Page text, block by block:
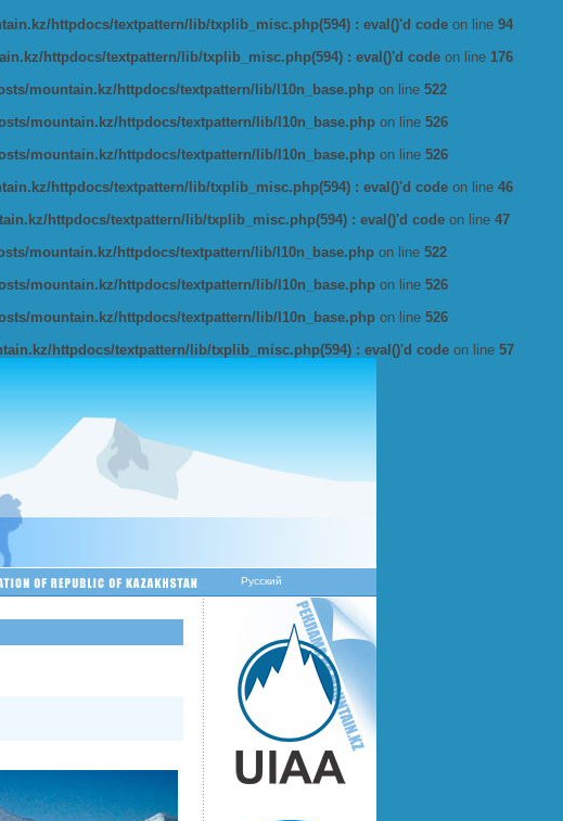
httpdocs/textpattern/lib/txplib_misc.php(594) : eval()'d code on line 94
httpdocs/textpattern/lib/txplib_misc.php(594) : eval()'d code on line 176
mountain.kz/httpdocs/textpattern/lib/l10n_base.php on line 522
mountain.kz/httpdocs/textpattern/lib/l10n_base.phpon line 526
mountain.kz/httpdocs/textpattern/lib/l10n_base.phpon line 526
httpdocs/textpattern/lib/txplib_misc.php(594) : eval()'d code on line 46
httpdocs/textpattern/lib/txplib_misc.php(594) : eval()'d codeon line 47
mountain.kz/httpdocs/textpattern/lib/l10n_base.php on line 522
mountain.kz/httpdocs/textpattern/lib/l10n_base.phpon line 526
mountain.kz/httpdocs/textpattern/lib/l10n_base.phpon line 526
httpdocs/textpattern/lib/txplib_misc.php(594) : eval()'d codeon line 57
Русский